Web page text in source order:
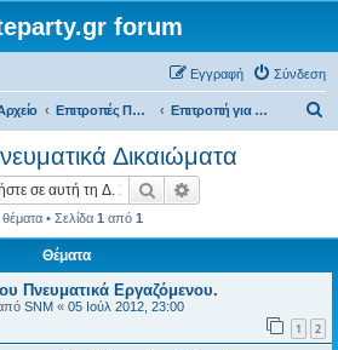
forum
Σύνδεση
Εγγραφή
Επιτροπές Προγράμματος Επιτροπή για τα Πνευματικά Δικαιώματα
η
Δικαιώματα
Αναζήτηση
• Σελίδα 1 από 1
Θέματα
Πνευματικά Εργαζόμενου.
SNM « 05 Ιούλ 2012, 23:00
1 2